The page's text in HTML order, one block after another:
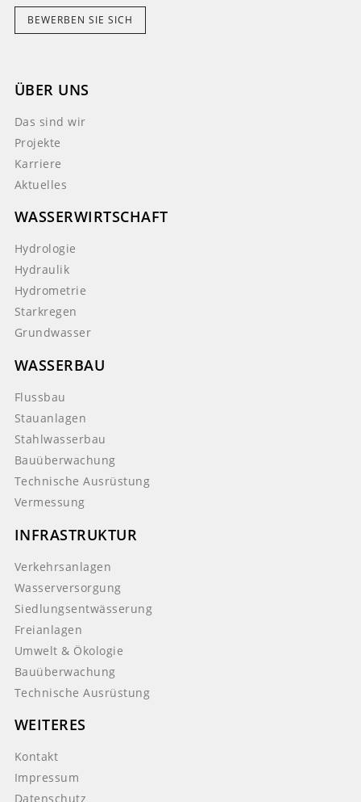
BEWERBEN SIE SICH
ÜBER UNS
Das sind wir
Projekte
Karriere
Aktuelles
WASSERWIRTSCHAFT
Hydrologie
Hydraulik
Hydrometrie
Starkregen
Grundwasser
WASSERBAU
Flussbau
Stauanlagen
Stahlwasserbau
Bauüberwachung
Technische Ausrüstung
Vermessung
INFRASTRUKTUR
Verkehrsanlagen
Wasserversorgung
Siedlungsentwässerung
Freianlagen
Umwelt & Ökologie
Bauüberwachung
Technische Ausrüstung
WEITERES
Kontakt
Impressum
Datenschutz